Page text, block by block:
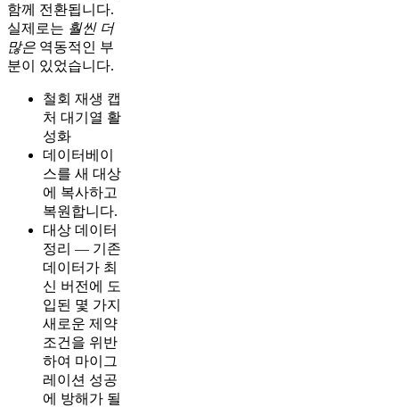
함께 전환됩니다.
실제로는 훨씬 더
많은 역동적인 부
분이 있었습니다.
철회 재생 캡
처 대기열 활
성화
데이터베이
스를 새 대상
에 복사하고
복원합니다.
대상 데이터
정리 — 기존
데이터가 최
신 버전에 도
입된 몇 가지
새로운 제약
조건을 위반
하여 마이그
레이션 성공
에 방해가 될